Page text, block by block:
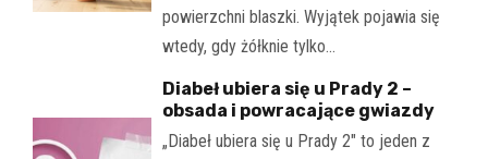
powierzchni blaszki. Wyjątek pojawia się
wtedy, gdy żółknie tylko…
Diabeł ubiera się u Prady 2 –
obsada i powracające gwiazdy
„Diabeł ubiera się u Prady 2" to jeden z